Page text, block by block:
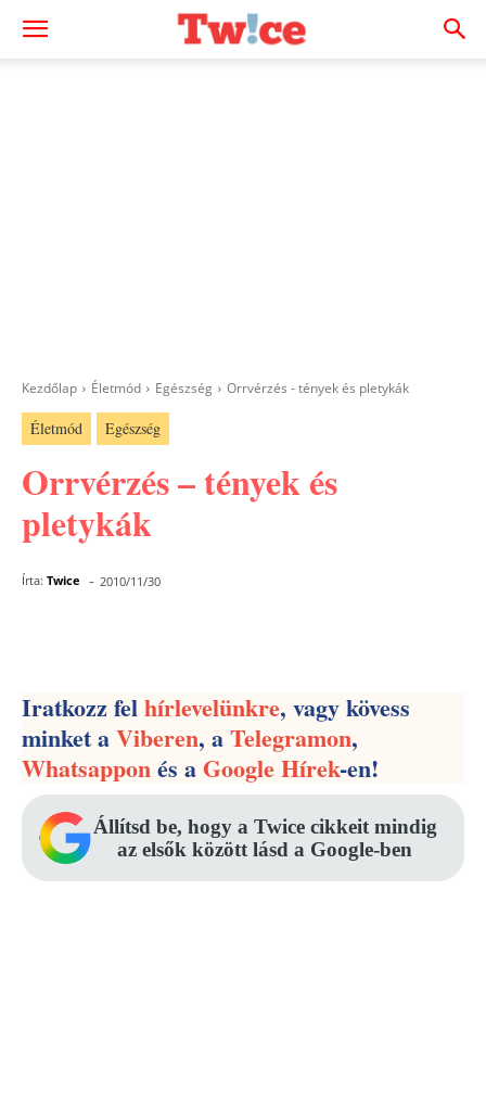
Kezdőlap Életmód Egészség Orrvérzés - tények és pletykák
Életmód Egészség
Orrvérzés – tények és
pletykák
Írta: Twice - 2010/11/30
Iratkozz felhírlevelünkre, vagy kövess
minket aViberen, aTelegramon,
Whatsapponés aGoogle Hírek-en!
Állítsd be, hogy a Twice cikkeit mindig
az elsők között lásd a Google-ben